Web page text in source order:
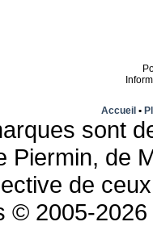
Accueil •
sont
Piermin, de
de
© 2005-